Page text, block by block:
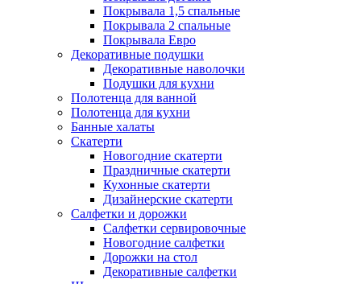
Покрывала 1,5 спальные
Покрывала 2 спальные
Покрывала Евро
Декоративные подушки
Декоративные наволочки
Подушки для кухни
Полотенца для ванной
Полотенца для кухни
Банные халаты
Скатерти
Новогодние скатерти
Праздничные скатерти
Кухонные скатерти
Дизайнерские скатерти
Салфетки и дорожки
Салфетки сервировочные
Новогодние салфетки
Дорожки на стол
Декоративные салфетки